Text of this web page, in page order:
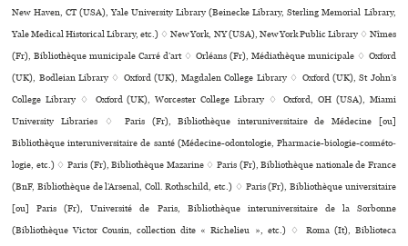
New Haven, CT (USA), Yale University Library (Beinecke Library, Sterling Memorial Library,
Yale Medical Historical Library, etc.) ♢ New York, NY (USA), New York Public Library ♢ Nîmes
(Fr), Bibliothèque muni­ci­pale Carré d’art ♢ Orléans (Fr), Médiathèque muni­ci­pale ♢ Oxford
(UK), Bodleian Library ♢ Oxford (UK), Magdalen College Library ♢ Oxford (UK), St John’s
College Library ♢ Oxford (UK), Worcester College Library ♢ Oxford, OH (USA), Miami
University Libraries ♢ Paris (Fr), Bibliothèque inte­ru­ni­ver­si­taire de Médecine [ou]
Bibliothèque inte­ru­ni­ver­si­taire de santé (Médecine-odon­to­lo­gie, Pharmacie-bio­lo­gie-cos­mé­to­
lo­gie, etc.) ♢ Paris (Fr), Bibliothèque Mazarine ♢ Paris (Fr), Bibliothèque nationale de France
(BnF, Bibliothèque de l’Arsenal, Coll. Rothschild, etc.) ♢ Paris (Fr), Bibliothèque uni­ver­si­taire
[ou] Paris (Fr), Université de Paris, Bibliothèque inte­ru­ni­ver­si­taire de la Sorbonne
(Bibliothèque Victor Cousin, collection dite « Richelieu », etc.) ♢ Roma (It), Biblioteca